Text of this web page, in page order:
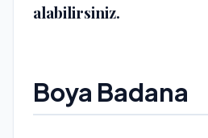
alabilirsiniz.
Boya Badana